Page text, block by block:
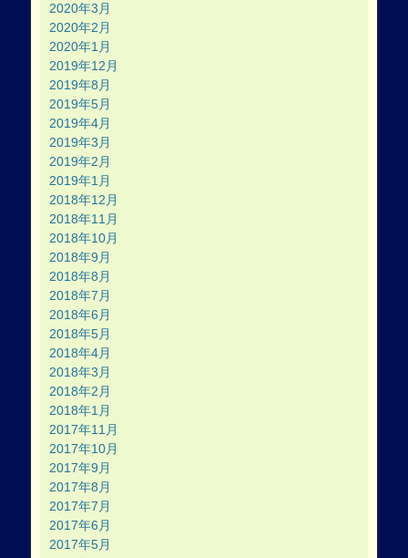
2020年3月
2020年2月
2020年1月
2019年12月
2019年8月
2019年5月
2019年4月
2019年3月
2019年2月
2019年1月
2018年12月
2018年11月
2018年10月
2018年9月
2018年8月
2018年7月
2018年6月
2018年5月
2018年4月
2018年3月
2018年2月
2018年1月
2017年11月
2017年10月
2017年9月
2017年8月
2017年7月
2017年6月
2017年5月